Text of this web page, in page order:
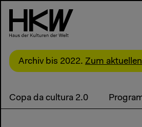
Archiv bis 2022. Zum
Copa da cultura 2.0